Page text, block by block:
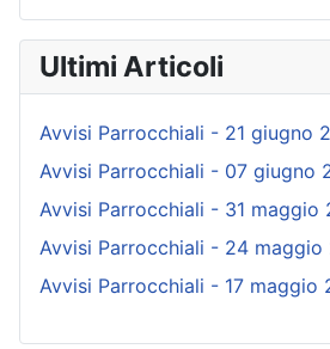
Ultimi Articoli
Avvisi Parrocchiali - 21 giugno
Avvisi Parrocchiali - 07 giugno
Avvisi Parrocchiali - 31 maggio
Avvisi Parrocchiali - 24 maggio
Avvisi Parrocchiali - 17 maggio